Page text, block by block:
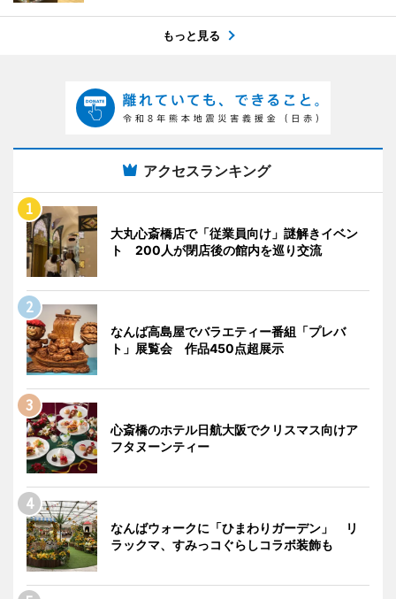
もっと見る
アクセスランキング
大丸心斎橋店で「従業員向け」謎解きイベン
ト 200人が閉店後の館内を巡り交流
なんば高島屋でバラエティー番組「プレバ
ト」展覧会 作品450点超展示
心斎橋のホテル日航大阪でクリスマス向けア
フタヌーンティー
なんばウォークに「ひまわりガーデン」 リ
ラックマ、すみっコぐらしコラボ装飾も